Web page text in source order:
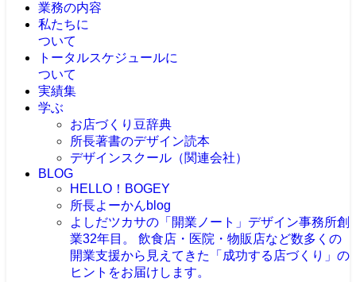
業務の内容
私たちに
ついて
トータルスケジュールに
ついて
実績集
学ぶ
お店づくり豆辞典
所長著書のデザイン読本
デザインスクール（関連会社）
BLOG
HELLO！BOGEY
所長よーかんblog
よしだツカサの「開業ノート」 デザイン事務所創
業32年目。 飲食店・医院・物販店など数多くの
開業支援から見えてきた「成功する店づくり」の
ヒントをお届けします。